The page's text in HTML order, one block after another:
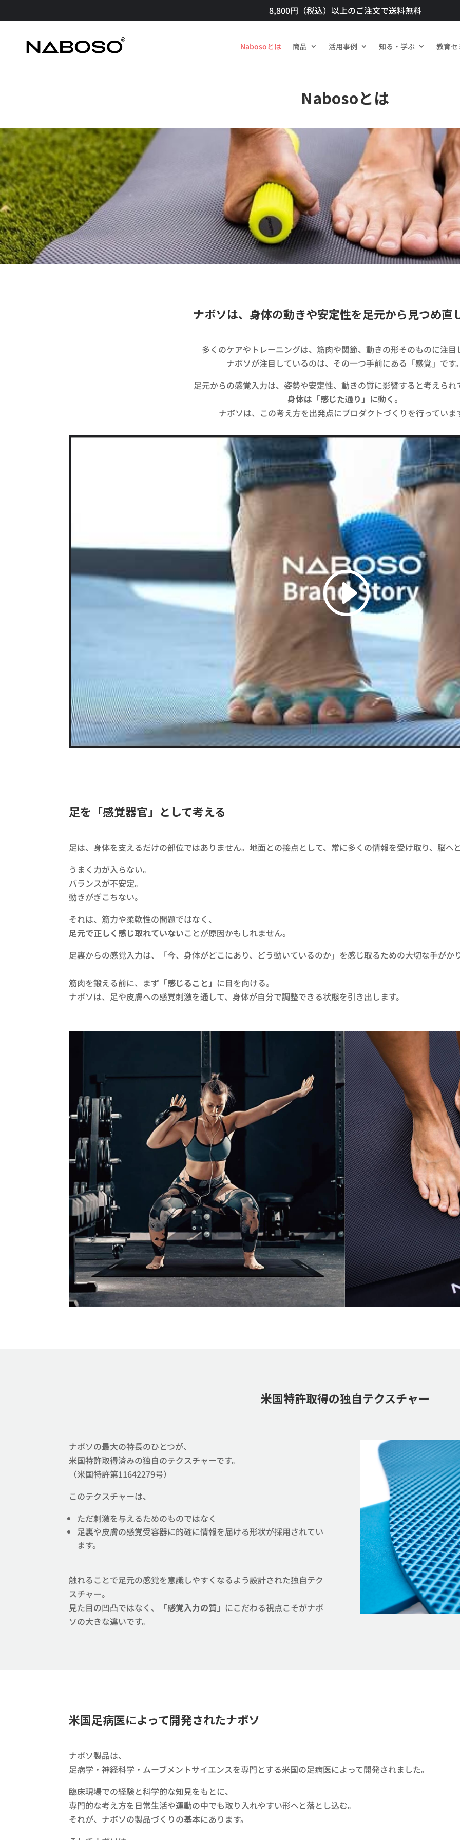
8,800円（税込）以上のご注文で送料無料​
Nabosoとは 商品​ 活用事例 知る・学ぶ 教育セ
Nabosoとは
ナボソは、身体の動きや安定性を足元から見つめ直
多くのケアやトレーニングは、筋肉や関節、動きの形そのものに注目
ナボソが注目しているのは、その一つ手前にある「感覚」です
足元からの感覚入力は、姿勢や安定性、動きの質に影響すると考えられ
身体は「感じた通り」に動く。​
ナボソは、この考え方を出発点にプロダクトづくりを行っていま
足を「感覚器官」として考える​
足は、身体を支えるだけの部位ではありません。地面との接点として、常に多くの情報を受け取り、脳へ
​うまく力が入らない。​​
バランスが不安定。​​
動きがぎこちない。​​
​それは、​筋力や柔軟性の問題ではなく、​​
足元で正しく感じ取れていないことが原因かもしれません。​
足裏からの感覚入力は、「今、身体がどこにあり、どう動いているのか」を感じ取るための大切な手がか
筋肉を鍛える前に、まず 「感じること」 に目を向ける。​
ナボソは、足や皮膚への感覚刺激を通して、​身体が自分で調整できる状態を引き出します。​
米国特許取得の独自テクスチャー​​
ナボソの最大の特長のひとつが、​
米国特許取得済みの独自のテクスチャーです。​
（米国特許第11642279号）​
このテクスチャーは、​
ただ刺激を与えるためのものではなく​
足裏や皮膚の感覚受容器に的確に情報を届ける形状が採用されてい
ます。​​
触れることで足元の感覚を意識しやすくなるよう設計された独自テク
スチャー。​
見た目の凹凸ではなく、
「感覚入力の質」 にこだわる視点こそがナボ
ソの大きな違いです。
米国足病医によって開発されたナボソ​
ナボソ製品は、​​
足病学・神経科学・ムーブメントサイエンスを専門とする米国の足病医によって開発されました。​​
​臨床現場での経験と科学的な知見をもとに、​
専門的な考え方を日常生活や運動の中でも取り入れやすい形へと落とし込む。​
それが、ナボソの製品づくりの基本にあります。​​